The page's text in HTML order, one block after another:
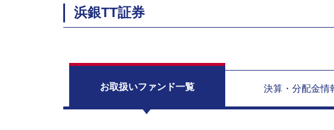
浜銀TT証券
お取扱いファンド一覧 決算・分配金情